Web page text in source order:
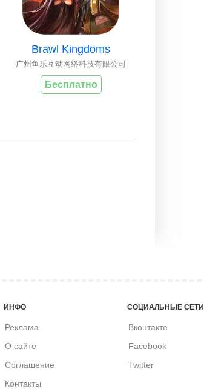
Brawl Kingdoms
广州鱼乐互动网络科技有限公司
Бесплатно
ИНФО
Реклама
О сайте
Соглашение
Контакты
СОЦИАЛЬНЫЕ СЕТИ
Вконтакте
Facebook
Twitter